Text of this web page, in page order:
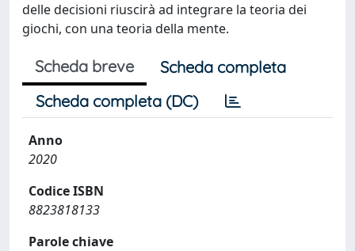
delle decisioni riuscirà ad integrare la teoria dei
giochi, con una teoria della mente.
Scheda breve
Scheda completa
Scheda completa (DC)
Anno
2020
Codice ISBN
8823818133
Parole chiave